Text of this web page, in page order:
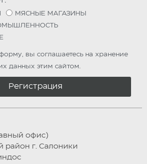
МЯСНЫЕ МАГАЗИНЫ
вы соглашаетесь на хранение
данных этим сайтом.
Регистрация
офис)
район г. Салоники